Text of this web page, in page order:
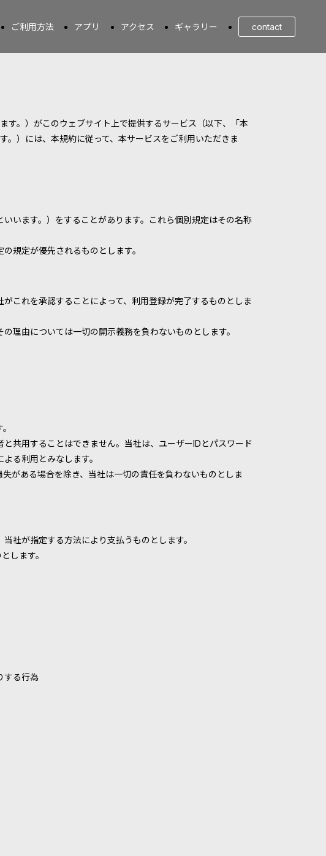
ご利用方法 アプリ アクセス ギャラリー contact
す。）がこのウェブサイト上で提供するサービス（以下、「本
）には、本規約に従って、本サービスをご利用いただきま
います。）をすることがあります。これら個別規定はその名称
規定が優先されるものとします。
これを承認することによって、利用登録が完了するものとしま
理由については一切の開示義務を負わないものとします。
共用することはできません。当社は、ユーザーIDとパスワード
る利用とみなします。
がある場合を除き、当社は一切の責任を負わないものとしま
社が指定する方法により支払うものとします。
します。
する行為